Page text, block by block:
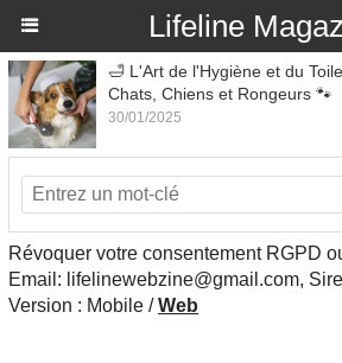
Lifeline
🛁 L'Art de l'Hygiène et du
Chats, Chiens et Rongeurs 🐾
30/01/2025
Révoquer votre consentement RGPD
Email: lifelinewebzine@gmail.com,
Version : Mobile /Web